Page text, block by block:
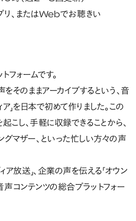
、またはWebでお聴きい
フォームです。
そのままアーカイブするという、音
」を日本で初めて作りました。この
起こし、手軽に収録できることから、
マザー、といった忙しい方々の声
ア放送」、企業の声を伝える「オウン
声コンテンツの総合プラットフォー